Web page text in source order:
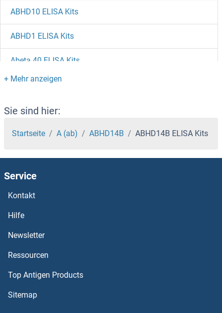
ABHD10 ELISA Kits
ABHD1 ELISA Kits
Abeta 40 ELISA Kits
Abeta 1-42 ELISA Kits
Abcg3 ELISA Kits
ABCG1 ELISA Kits
ABCD1 ELISA Kits
ABCC9 ELISA Kits
ABCC6 ELISA Kits
ABCC5 ELISA Kits
ABCC4 ELISA Kits
Sie sind hier:
Startseite A (ab) ABHD14B ABHD14B ELISA Kits
Service
Kontakt
Hilfe
Newsletter
Ressourcen
Top Antigen Products
Sitemap